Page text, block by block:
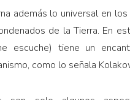
además lo universal en
de la Tierra. En
escuche) tiene un
como lo señala